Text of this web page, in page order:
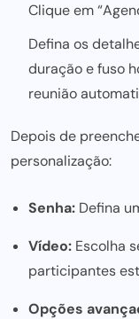
Clique em
Defina os
duração e fuso
reunião
Depois de
personalização:
Senha: Defina
Vídeo: Escolha
participantes
Opções